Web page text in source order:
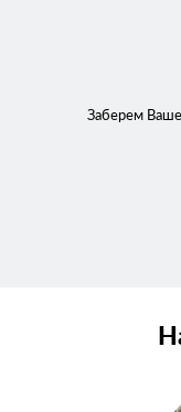
Заберем